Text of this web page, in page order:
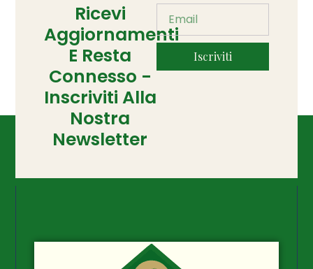
Ricevi
Aggiornamenti
E Resta
Connesso -
Inscriviti Alla
Nostra
Newsletter
Iscriviti